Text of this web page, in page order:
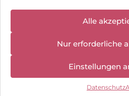
Alle
Nur erforderliche
Einstellungen
Datenschutz
Hinweis zur Batterieentsorgung
Newsletter
, Brodos AG – All
geschlossen:
10.08.2026 -
18.08.2026